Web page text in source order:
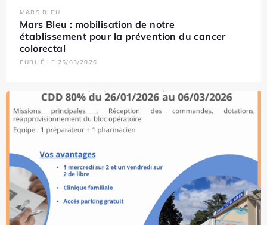
MARS BLEU
Mars Bleu : mobilisation de notre
établissement pour la prévention du cancer
colorectal
PUBLIÉ LE 25/03/2026